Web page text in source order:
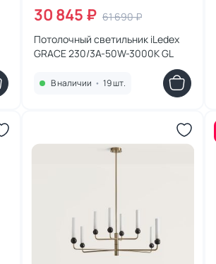
30 845 ₽ 61 690 ₽
Потолочный светильник iLedex
GRACE 230/3A-50W-3000K GL
В наличии • 19 шт.